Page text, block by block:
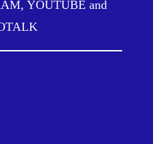
, YOUTUBE and